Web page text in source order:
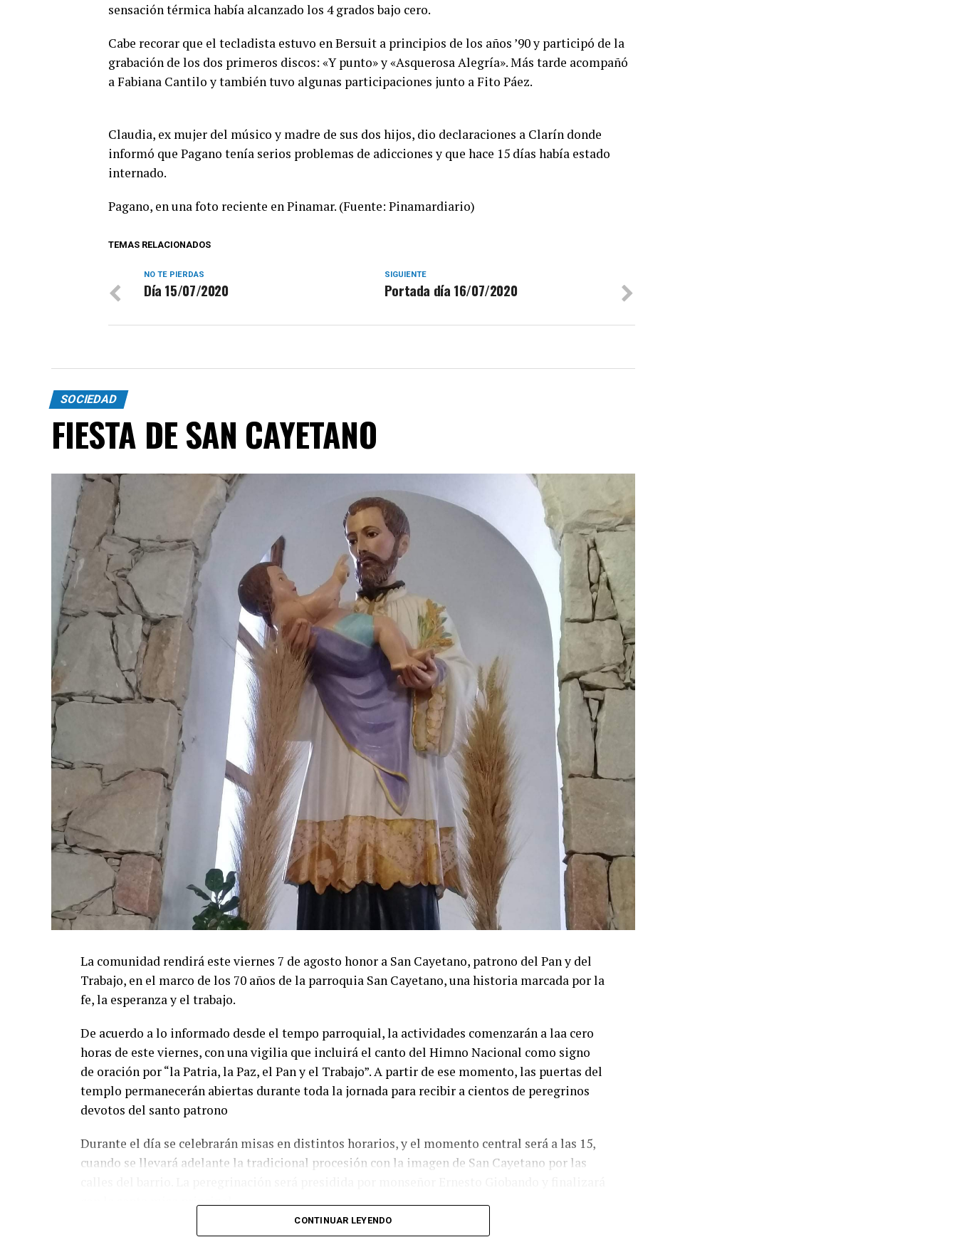
sensación térmica había alcanzado los 4 grados bajo cero.
Cabe recorar que el tecladista estuvo en Bersuit a principios de los años ’90 y participó de la
grabación de los dos primeros discos: «Y punto» y «Asquerosa Alegría». Más tarde acompañó
a Fabiana Cantilo y también tuvo algunas participaciones junto a Fito Páez.
Claudia, ex mujer del músico y madre de sus dos hijos, dio declaraciones a Clarín donde
informó que Pagano tenía serios problemas de adicciones y que hace 15 días había estado
internado.
Pagano, en una foto reciente en Pinamar. (Fuente: Pinamardiario)
TEMAS RELACIONADOS
SIGUIENTE
Portada día 16/07/2020
NO TE PIERDAS
Día 15/07/2020
SOCIEDAD
FIESTA DE SAN CAYETANO
La comunidad rendirá este viernes 7 de agosto honor a San Cayetano, patrono del Pan y del
Trabajo, en el marco de los 70 años de la parroquia San Cayetano, una historia marcada por la
fe, la esperanza y el trabajo.
De acuerdo a lo informado desde el tempo parroquial, la actividades comenzarán a laa cero
horas de este viernes, con una vigilia que incluirá el canto del Himno Nacional como signo
de oración por “la Patria, la Paz, el Pan y el Trabajo”. A partir de ese momento, las puertas del
templo permanecerán abiertas durante toda la jornada para recibir a cientos de peregrinos
devotos del santo patrono
Durante el día se celebrarán misas en distintos horarios, y el momento central será a las 15,
cuando se llevará adelante la tradicional procesión con la imagen de San Cayetano por las
con la santa misa principal.
Desde la parroquia invitaron a toda la comunidad a participar de la celebración y a acercarse
CONTINUAR LEYENDO